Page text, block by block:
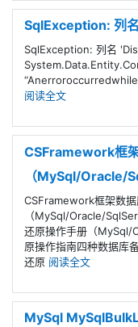
SqlException: 列
SqlException: 列名
阅读全文
CSFramework框
（MySql/Oracle/
CSFramework框架数
（MySql/Oracle/
还原操作手册（MySql/
原操作指南四种数据库
还原 阅读全文
MySql